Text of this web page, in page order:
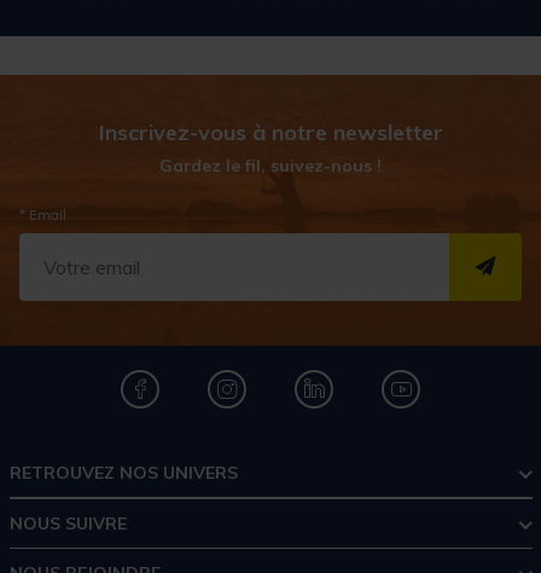
Inscrivez-vous à notre newsletter
Gardez le fil, suivez-nous !
* Email
RETROUVEZ NOS UNIVERS
NOUS SUIVRE